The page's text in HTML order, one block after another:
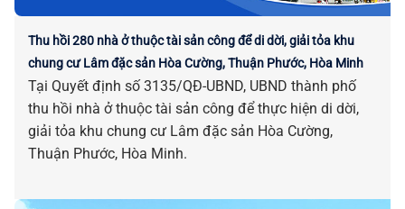
Thu hồi 280 nhà ở thuộc tài sản công để di dời, giải tỏa khu
chung cư Lâm đặc sản Hòa Cường, Thuận Phước, Hòa Minh
Tại Quyết định số 3135/QĐ-UBND, UBND thành phố
thu hồi nhà ở thuộc tài sản công để thực hiện di dời,
giải tỏa khu chung cư Lâm đặc sản Hòa Cường,
Thuận Phước, Hòa Minh.